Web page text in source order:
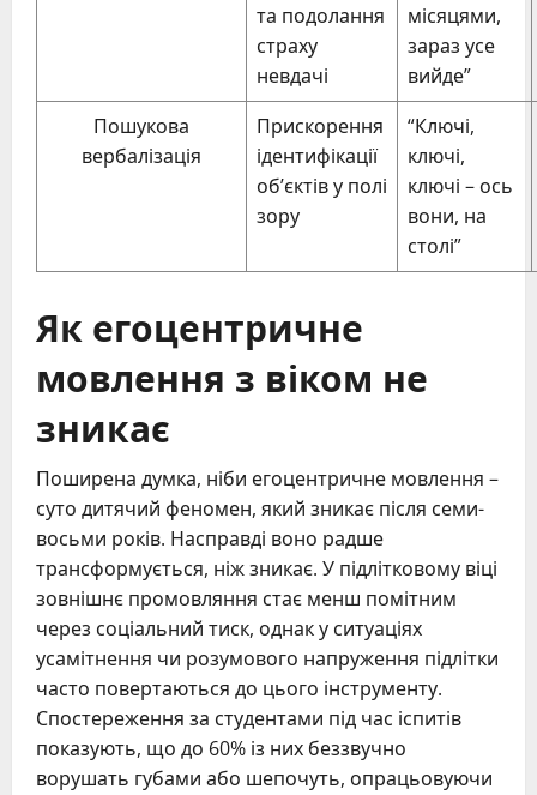
та подолання
страху
невдачі
місяцями,
зараз усе
вийде”
Пошукова
вербалізація
Прискорення
ідентифікації
об’єктів у полі
зору
“Ключі,
ключі,
ключі – ось
вони, на
столі”
Як егоцентричне
мовлення з віком не
зникає
Поширена думка, ніби егоцентричне мовлення –
суто дитячий феномен, який зникає після семи-
восьми років. Насправді воно радше
трансформується, ніж зникає. У підлітковому віці
зовнішнє промовляння стає менш помітним
через соціальний тиск, однак у ситуаціях
усамітнення чи розумового напруження підлітки
часто повертаються до цього інструменту.
Спостереження за студентами під час іспитів
показують, що до 60% із них беззвучно
ворушать губами або шепочуть, опрацьовуючи